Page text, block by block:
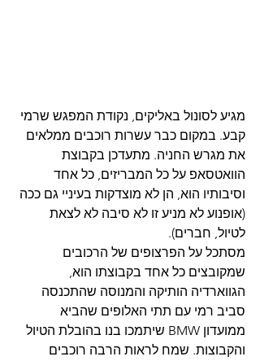
מגיע לסונול באליקים, נקודת המפגש שרמי
קבע. במקום כבר עשרות רוכבים ממלאים
את מגרש החניה. מתעדכן בקבוצת
הוואטסאפ על כל המבריזים, כל אחד
וסיבותיו הוא, הן לא מוצדקות בעיניי גם ככה
(אופנוע לא מניע זו לא סיבה לא לצאת
לטיול, חברים).
מסתכל על הפרצופים של הרכובים
שמקובצים כל אחד בקבוצתו הוא,
הגווארדיה הותיקה והמנוסה שהתכנסה
סביב רמי עם תתי האלופים שהביא
ממועדון BMW שיתמכו בנו בהובלת הטיול
והקבוצות. שמח לראות הרבה רוכבים